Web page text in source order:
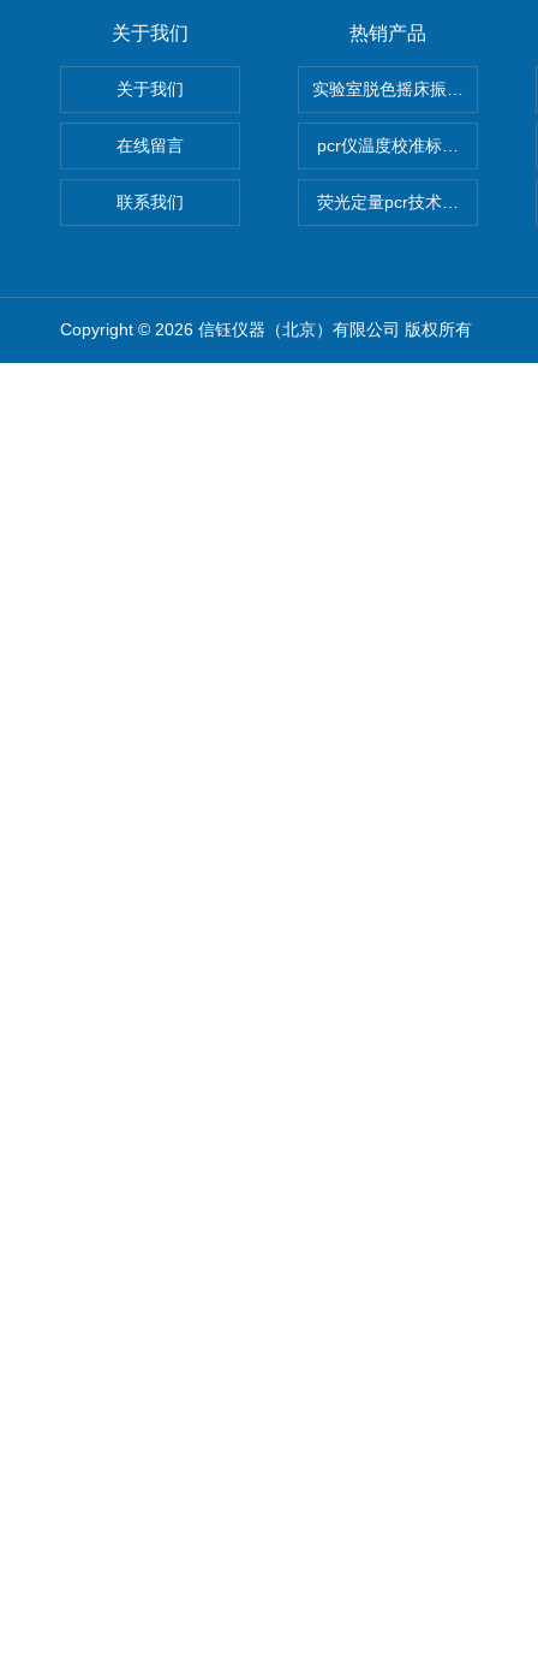
关于我们
关于我们
在线留言
联系我们
热销产品
实验室脱色摇床振荡器
pcr仪温度校准标定设备
荧光定量pcr技术定制化服务
Copyright © 2026 信钰仪器（北京）有限公司 版权所有